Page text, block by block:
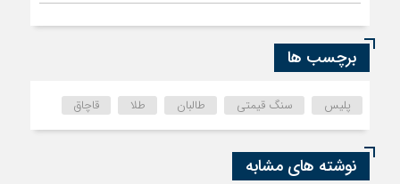
برچسب ها
پلیس سنگ قیمتی طالبان طلا قاچاق
نوشته های مشابه